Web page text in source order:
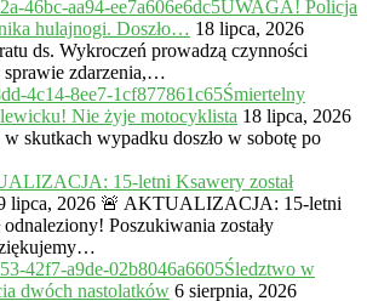
UWAGA! Policja
hulajnogi. Doszło… 18 lipca, 2026
ds. Wykroczeń prowadzą czynności
sprawie zdarzenia,…
Śmiertelny
Nie żyje motocyklista 18 lipca, 2026
skutkach wypadku doszło w sobotę po
15-letni Ksawery został
lipca, 2026 🚨 AKTUALIZACJA: 15-letni
odnaleziony! Poszukiwania zostały
Śledztwo w
dwóch nastolatków 6 sierpnia, 2026